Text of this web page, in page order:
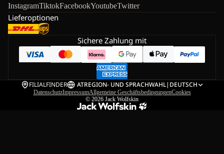
InstagramTiktokFacebookYoutubeTwitter
Lieferoptionen
Sichere Zahlung mit
FILIALFINDER ATREGION- UND SPRACHWAHL| DEUTSCH
DatenschutzImpressumAllgemeine GeschäftsbedingungenCookies
© 2026 Jack Wolfskin